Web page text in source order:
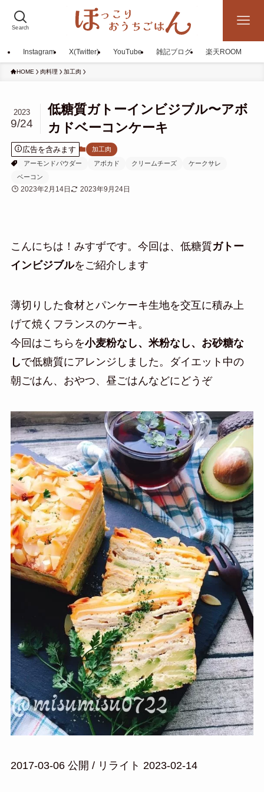
Search
Instagram X(Twitter) YouTube 雑記ブログ 楽天ROOM
HOME 肉料理 加工肉
低糖質ガトーインビジブル〜アボ
カドベーコンケーキ
2023
9/24
広告を含みます
加工肉
アーモンドパウダー
アボカド クリームチーズ
ケークサレ
ベーコン
2023年2月14日 2023年9月24日
こんにちは！みすずです。 今回は、低糖質ガトー
インビジブルをご紹介します
薄切りした食材とパンケーキ生地を交互に積み上
げて焼くフランスのケーキ。
今回はこちらを小麦粉なし、米粉なし、お砂糖な
しで低糖質にアレンジしました。ダイエット中の
朝ごはん、おやつ、昼ごはんなどにどうぞ
2017-03-06 公開 / リライト 2023-02-14